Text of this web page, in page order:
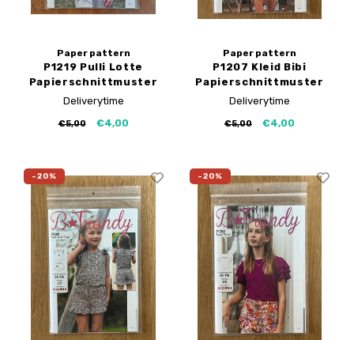
Paper pattern
P1219 Pulli Lotte
Papierschnittmuster
Deliverytime
€5,00 €4,00
Paper pattern
P1207 Kleid Bibi
Papierschnittmuster
Deliverytime
€5,00 €4,00
-20% -20%